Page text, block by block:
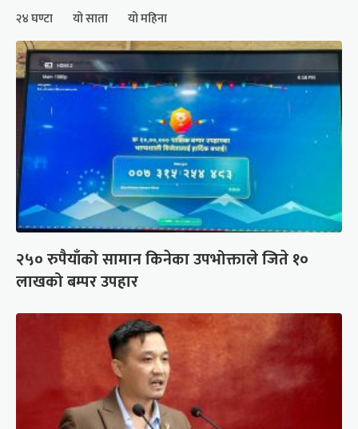
२४ घण्टा यो साता यो महिना
२५० रुपैयाँको सामान किनेका उपभोक्ताले जिते १०
लाखको बम्पर उपहार